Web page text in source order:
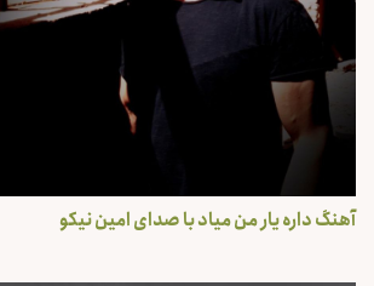
آهنگ داره یار من میاد با صدای امین نیکو